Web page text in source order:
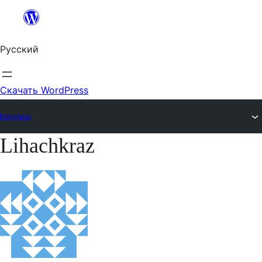
Перейти
содержимому
Русский
Скачать WordPress
Перейти
содержимому
Lihachkraz